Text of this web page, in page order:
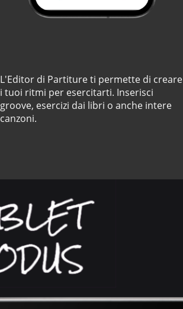
L'Editor di Partiture ti permette di creare
i tuoi ritmi per esercitarti. Inserisci
groove, esercizi dai libri o anche intere
canzoni.